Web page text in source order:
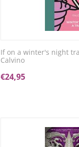
If on a winter's night
Calvino
€24,95